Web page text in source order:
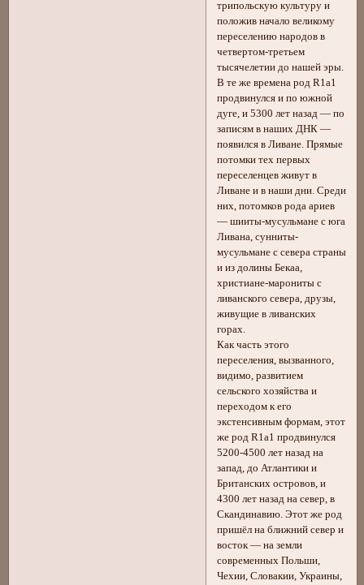
трипольскую культуру и
положив начало великому
переселению народов в
четвертом-третьем
тысячелетии до нашей эры.
В те же времена род R1a1
продвинулся и по южной
дуге, и 5300 лет назад — по
записям в наших ДНК —
появился в Ливане. Прямые
потомки тех первых
переселенцев живут в
Ливане и в наши дни. Среди
них, потомков рода ариев
— шииты-мусульмане с юга
Ливана, сунниты-
мусульмане с севера страны
и из долины Бекаа,
христиане-марониты с
ливанского севера, друзы,
живущие в ливанских
горах.
Как часть этого
переселения, вызванного,
видимо, развитием
сельского хозяйства и
переходом к его
экстенсивным формам, этот
же род R1a1 продвинулся
5200-4500 лет назад на
запад, до Атлантики и
Британских островов, и
4300 лет назад на север, в
Скандинавию. Этот же род
пришёл на ближний север и
восток — на земли
современных Польши,
Чехии, Словакии, Украины,